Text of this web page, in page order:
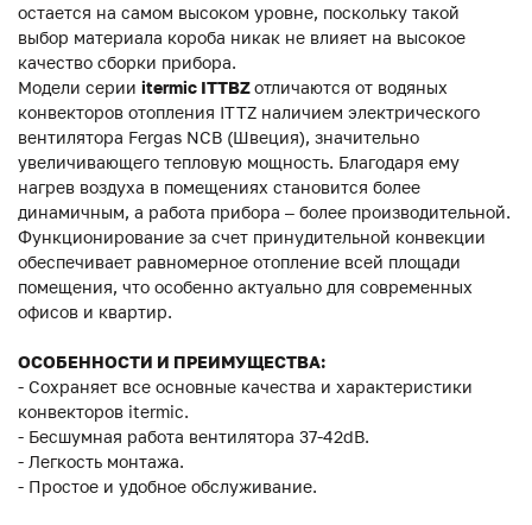
остается на самом высоком уровне, поскольку такой
выбор материала короба никак не влияет на высокое
качество сборки прибора.
Модели серии itermic ITTBZотличаются от водяных
конвекторов отопления ITTZ наличием электрического
вентилятора Fergas NCB (Швеция), значительно
увеличивающего тепловую мощность. Благодаря ему
нагрев воздуха в помещениях становится более
динамичным, а работа прибора – более производительной.
Функционирование за счет принудительной конвекции
обеспечивает равномерное отопление всей площади
помещения, что особенно актуально для современных
офисов и квартир.
ОСОБЕННОСТИ И ПРЕИМУЩЕСТВА:
- Сохраняет все основные качества и характеристики
конвекторов itermic.
- Бесшумная работа вентилятора 37-42dB.
- Легкость монтажа.
- Простое и удобное обслуживание.